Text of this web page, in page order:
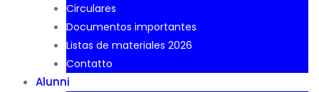
Circulares
Documentos importantes
Listas de materiales 2026
Contatto
Alunni